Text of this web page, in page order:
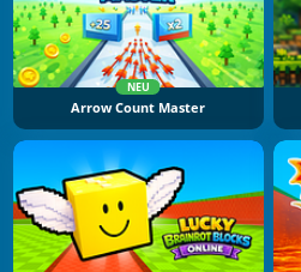
NEU
Arrow Count Master